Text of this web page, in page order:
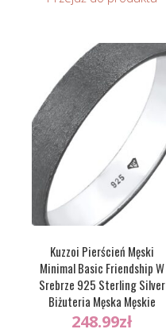
Kuzzoi Pierścień Męski
Minimal Basic Friendship W
Srebrze 925 Sterling Silver
Biżuteria Męska Męskie
248.99zł